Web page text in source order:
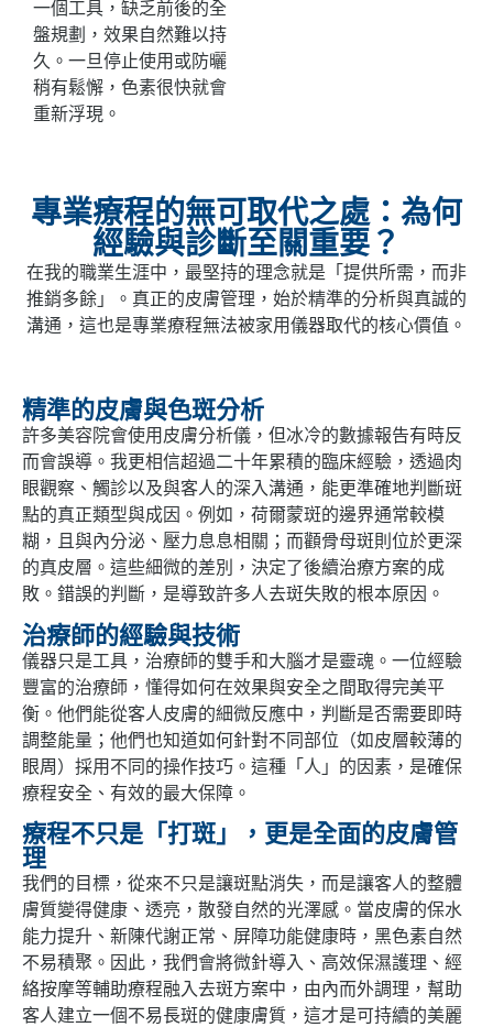
一個工具，缺乏前後的全
盤規劃，效果自然難以持
久。一旦停止使用或防曬
稍有鬆懈，色素很快就會
重新浮現。
專業療程的無可取代之處：為何
經驗與診斷至關重要？
在我的職業生涯中，最堅持的理念就是「提供所需，而非
推銷多餘」。真正的皮膚管理，始於精準的分析與真誠的
溝通，這也是專業療程無法被家用儀器取代的核心價值。
精準的皮膚與色斑分析
許多美容院會使用皮膚分析儀，但冰冷的數據報告有時反
而會誤導。我更相信超過二十年累積的臨床經驗，透過肉
眼觀察、觸診以及與客人的深入溝通，能更準確地判斷斑
點的真正類型與成因。例如，荷爾蒙斑的邊界通常較模
糊，且與內分泌、壓力息息相關；而顴骨母斑則位於更深
的真皮層。這些細微的差別，決定了後續治療方案的成
敗。錯誤的判斷，是導致許多人去斑失敗的根本原因。
治療師的經驗與技術
儀器只是工具，治療師的雙手和大腦才是靈魂。一位經驗
豐富的治療師，懂得如何在效果與安全之間取得完美平
衡。他們能從客人皮膚的細微反應中，判斷是否需要即時
調整能量；他們也知道如何針對不同部位（如皮層較薄的
眼周）採用不同的操作技巧。這種「人」的因素，是確保
療程安全、有效的最大保障。
療程不只是「打斑」，更是全面的皮膚管
理
我們的目標，從來不只是讓斑點消失，而是讓客人的整體
膚質變得健康、透亮，散發自然的光澤感。當皮膚的保水
能力提升、新陳代謝正常、屏障功能健康時，黑色素自然
不易積聚。因此，我們會將微針導入、高效保濕護理、經
絡按摩等輔助療程融入去斑方案中，由內而外調理，幫助
客人建立一個不易長斑的健康膚質，這才是可持續的美麗